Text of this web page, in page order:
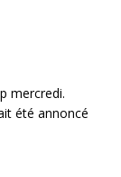
mercredi.
été annoncé